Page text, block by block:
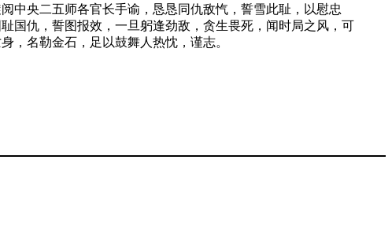
中央二五师各官长手谕，恳恳同仇敌忾，誓雪此耻，以慰忠
国仇，誓图报效，一旦躬逢劲敌，贪生畏死，闻时局之风，可
，名勒金石，足以鼓舞人热忱，谨志。